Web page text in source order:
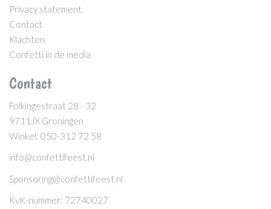
Privacy statement
Contact
Klachten
Confetti in de media
Contact
Folkingestraat 28 - 32
9711JX Groningen
Winkel: 050-312 72 58
info@confettifeest.nl
Sponsoring@confettifeest.nl
KvK-nummer: 72740027